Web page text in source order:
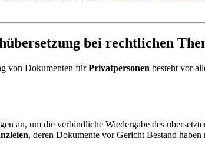
bei rechtlichen
von Dokumenten fürPrivatpersonen besteht vor
an, um die verbindliche Wiedergabe des
, deren Dokumente vor Gericht Bestand